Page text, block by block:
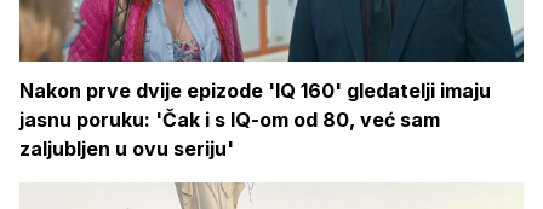
Nakon prve dvije epizode 'IQ 160' gledatelji imaju
jasnu poruku: 'Čak i s IQ-om od 80, već sam
zaljubljen u ovu seriju'